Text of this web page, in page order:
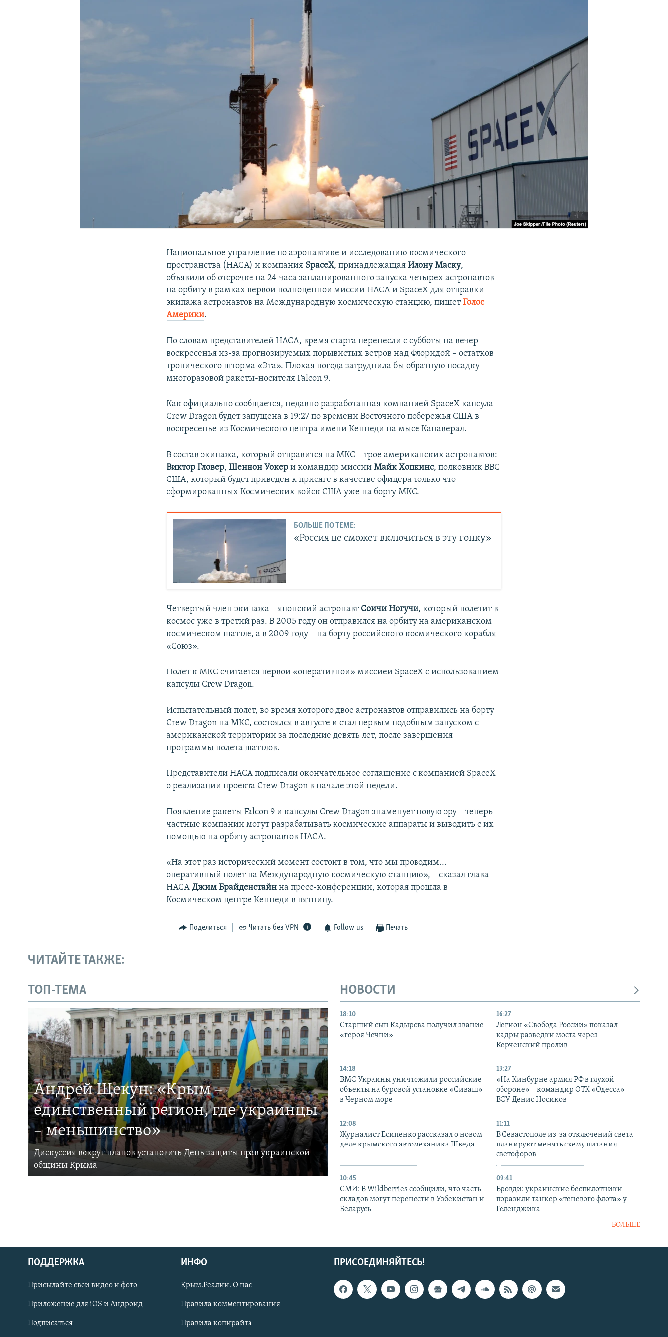
Українською
Qırımtatar
ПРИСОЕДИНЯЙТЕСЬ!
Национальное управление по аэронавтике и исследованию космического
пространства (НАСА) и компания SpaceX, принадлежащаяИлону Маску,
объявили об отсрочке на 24 часа запланированного запуска четырех астронавтов
на орбиту в рамках первой полноценной миссии НАСА и SpaceX для отправки
экипажа астронавтов на Международную космическую станцию, пишетГолос
Америки.
По словам представителей НАСА, время старта перенесли с субботы на вечер
воскресенья из-за прогнозируемых порывистых ветров над Флоридой – остатков
тропического шторма «Эта». Плохая погода затруднила бы обратную посадку
многоразовой ракеты-носителя Falcon 9.
Как официально сообщается, недавно разработанная компанией SpaceX капсула
Crew Dragon будет запущена в 19:27 по времени Восточного побережья США в
воскресенье из Космического центра имени Кеннеди на мысе Канаверал.
В состав экипажа, который отправится на МКС – трое американских астронавтов:
Виктор Гловер,Шеннон Уокер и командир миссииМайк Хопкинс, полковник ВВС
США, который будет приведен к присяге в качестве офицера только что
сформированных Космических войск США уже на борту МКС.
БОЛЬШЕ ПО ТЕМЕ:
«Россия не сможет включиться в эту гонку»
Четвертый член экипажа – японский астронавт Соичи Ногучи, который полетит в
космос уже в третий раз. В 2005 году он отправился на орбиту на американском
космическом шаттле, а в 2009 году – на борту российского космического корабля
«Союз».
Полет к МКС считается первой «оперативной» миссией SpaceX с использованием
капсулы Crew Dragon.
Испытательный полет, во время которого двое астронавтов отправились на борту
Crew Dragon на МКС, состоялся в августе и стал первым подобным запуском с
американской территории за последние девять лет, после завершения
программы полета шаттлов.
Представители НАСА подписали окончательное соглашение с компанией SpaceX
о реализации проекта Crew Dragon в начале этой недели.
Появление ракеты Falcon 9 и капсулы Crew Dragon знаменует новую эру – теперь
частные компании могут разрабатывать космические аппараты и выводить с их
помощью на орбиту астронавтов НАСА.
«На этот раз исторический момент состоит в том, что мы проводим...
оперативный полет на Международную космическую станцию», – сказал глава
НАСАДжим Брайденстайн на пресс-конференции, которая прошла в
Космическом центре Кеннеди в пятницу.
Поделиться Читать без VPN Follow us Печать
ЧИТАЙТЕ ТАКЖЕ:
ТОП-ТЕМА
Андрей Щекун: «Крым –
единственный регион, где украинцы
– меньшинство»
Дискуссия вокруг планов установить День защиты прав украинской
общины Крыма
НОВОСТИ
18:10
Старший сын Кадырова получил звание
«героя Чечни»
16:27
Легион «Свобода России» показал
кадры разведки моста через
Керченский пролив
14:18
ВМС Украины уничтожили российские
объекты на буровой установке «Сиваш»
в Черном море
13:27
«На Кинбурне армия РФ в глухой
обороне» – командир ОТК «Одесса»
ВСУ Денис Носиков
12:08
Журналист Есипенко рассказал о новом
деле крымского автомеханика Шведа
11:11
В Севастополе из-за отключений света
планируют менять схему питания
светофоров
10:45
СМИ: В Wildberries сообщили, что часть
складов могут перенести в Узбекистан и
Беларусь
09:41
Бровди: украинские беспилотники
поразили танкер «теневого флота» у
Геленджика
БОЛЬШЕ
ПРИСОЕДИНЯЙТЕСЬ!
ПОДДЕРЖКА
Присылайте свои видео и фото
Приложение для iOS и Андроид
Подписаться
ИНФО
Крым.Реалии. О нас
Правила комментирования
Правила копирайта